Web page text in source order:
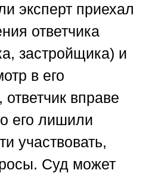
эксперт приехал
ответчика
застройщика) и
в его
ответчик вправе
его лишили
участвовать,
Суд может